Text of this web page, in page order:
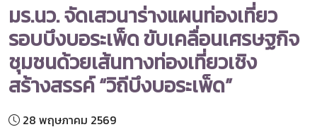
มร.นว. จัดเสวนาร่างแผนท่องเที่ยว
รอบบึงบอระเพ็ด ขับเคลื่อนเศรษฐกิจ
ชุมชนด้วยเส้นทางท่องเที่ยวเชิง
สร้างสรรค์ “วิถีบึงบอระเพ็ด”
28 พฤษภาคม 2569